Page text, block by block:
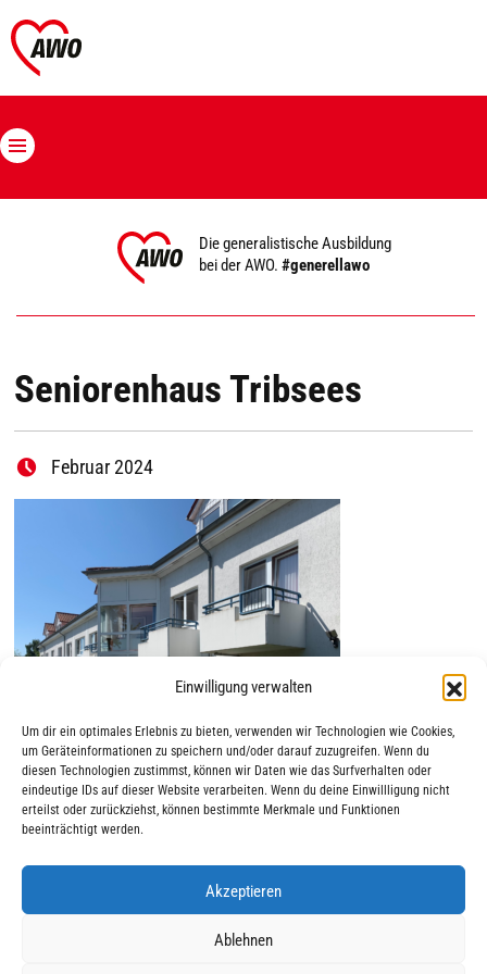
Einwilligung verwalten
Um dir ein optimales Erlebnis zu bieten, verwenden wir Technologien wie Cookies,
um Geräteinformationen zu speichern und/oder darauf zuzugreifen. Wenn du
diesen Technologien zustimmst, können wir Daten wie das Surfverhalten oder
eindeutige IDs auf dieser Website verarbeiten. Wenn du deine Einwillligung nicht
erteilst oder zurückziehst, können bestimmte Merkmale und Funktionen
beeinträchtigt werden.
Akzeptieren
Ablehnen
Die generalistische Ausbildung
bei der AWO.#generellawo
Seniorenhaus Tribsees
Februar 2024
| © 2025 AWO Ausbildung